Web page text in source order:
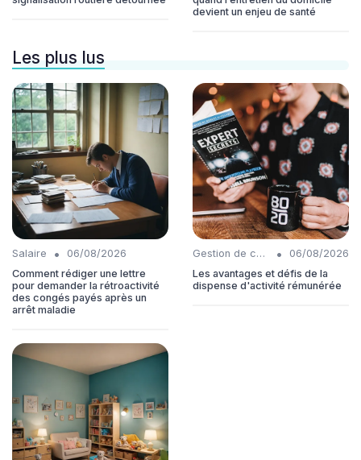
devient un enjeu de santé
Les plus lus
Salaire •
06/08/2026
Comment rédiger une lettre
pour demander la rétroactivité
des congés payés après un
arrêt maladie
Gestion de carrière •
06/08/2026
Les avantages et défis de la
dispense d'activité rémunérée